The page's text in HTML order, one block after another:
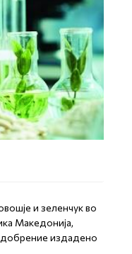
и зеленчук во
Македонија,
издадено